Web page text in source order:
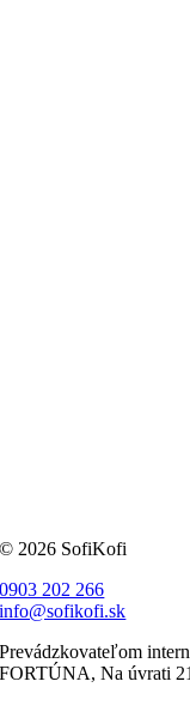
© 2026 SofiKofi
0903 202 266
info@sofikofi.sk
Prevádzkovateľom
FORTÚNA, Na úvrati